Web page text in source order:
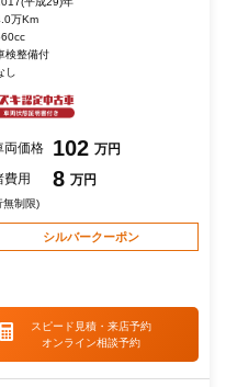
万Km
検整備付
し
両価格 102 万円
費用
8 万円
無制限)
シルバークーポン
スピード見積・ 来店予約
オンライン相談予約